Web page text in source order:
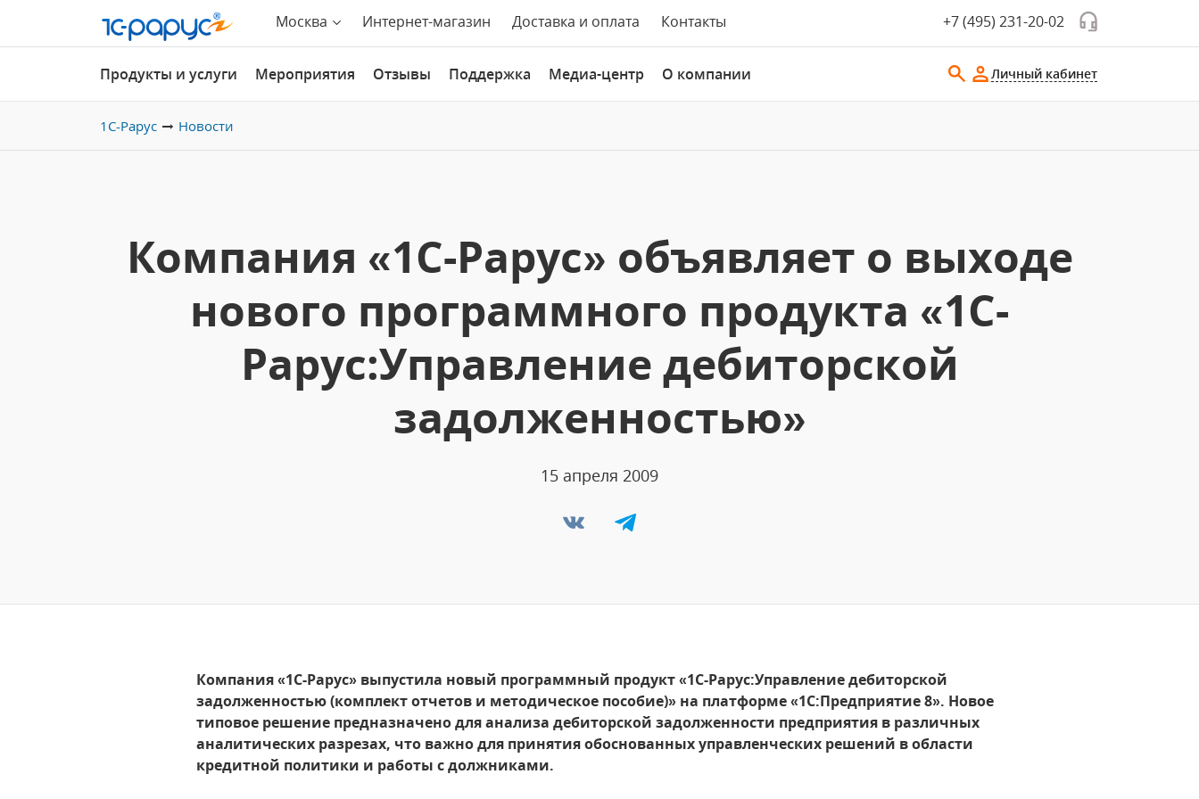
Москва Интернет-магазин Доставка и оплата Контакты +7 (495) 231-20-02
Продукты и услуги Мероприятия Отзывы Поддержка Медиа-центр О компании Личный кабинет
1С-Рарус Новости
Компания «1С-Рарус» объявляет о выходе
нового программного продукта «1С-
Рарус:Управление дебиторской
задолженностью»
15 апреля 2009
Компания «1С-Рарус» выпустила новый программный продукт «1С-Рарус:Управление дебиторской
задолженностью (комплект отчетов и методическое пособие)» на платформе «1С:Предприятие 8». Новое
типовое решение предназначено для анализа дебиторской задолженности предприятия в различных
аналитических разрезах, что важно для принятия обоснованных управленческих решений в области
кредитной политики и работы с должниками.